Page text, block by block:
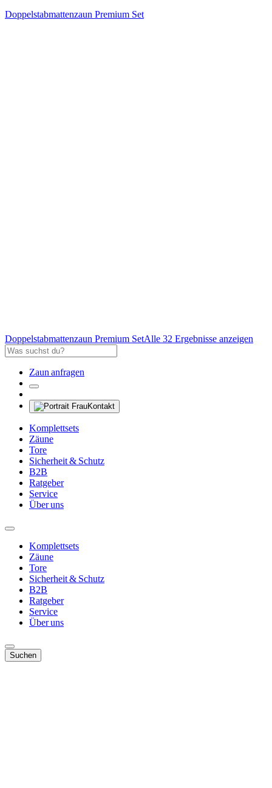
Doppelstabmattenzaun Premium Set
Doppelstabmattenzaun Premium SetAlle 32 Ergebnisse anzeigen
Zaun anfragen
Kontakt
Komplettsets
Zäune
Tore
Sicherheit & Schutz
B2B
Ratgeber
Service
Über uns
Komplettsets
Zäune
Tore
Sicherheit & Schutz
B2B
Ratgeber
Service
Über uns
Suchen